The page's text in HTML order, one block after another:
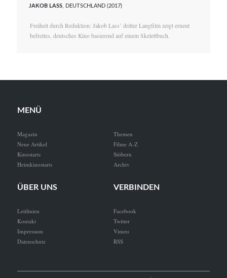
JAKOB LASS, DEUTSCHLAND (2017)
Freiheit durch Reduktion: Jakob Lass’ dritter Langfilm zeigt erneut
befreites, deutsches Kino basierend auf einem Skelettbuch.
MENÜ
Magazin
Neue Artikel
Kinostarts
Heimkinostarts
Themen
Filme A-Z
Stöbern
Archiv
ÜBER UNS
Leitlinien
Kontakt
Impressum
Datenschutz
VERBINDEN
Facebook
Twitter
Vimeo
RSS